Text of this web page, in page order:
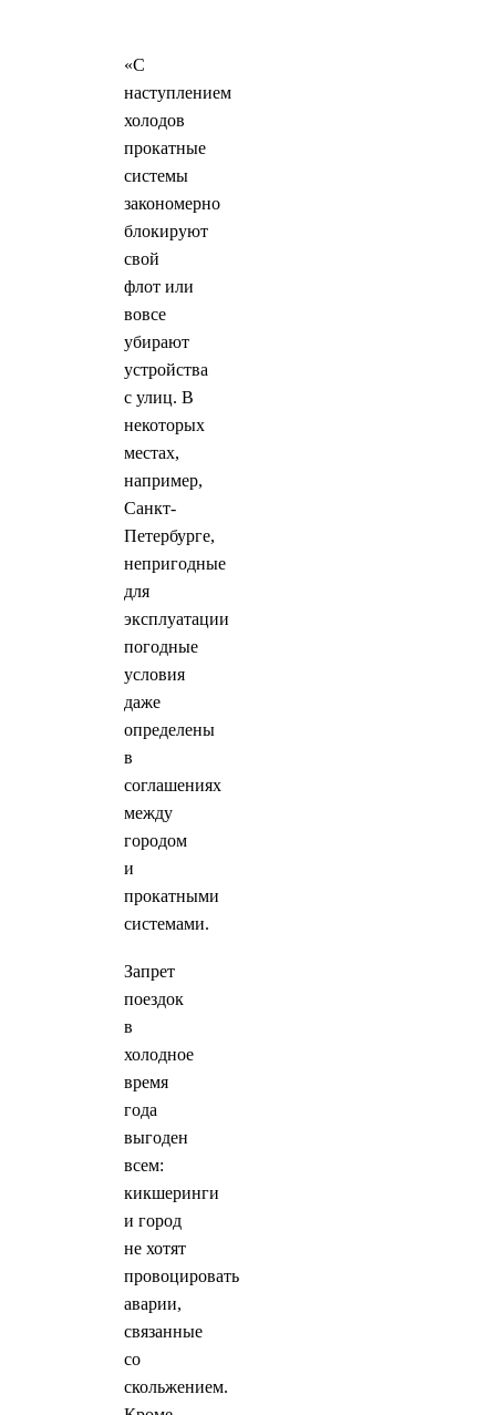
«С
наступлением
холодов
прокатные
системы
закономерно
блокируют
свой
флот или
вовсе
убирают
устройства
с улиц. В
некоторых
местах,
например,
Санкт-
Петербурге,
непригодные
для
эксплуатации
погодные
условия
даже
определены
в
соглашениях
между
городом
и
прокатными
системами.
Запрет
поездок
в
холодное
время
года
выгоден
всем:
кикшеринги
и город
не хотят
провоцировать
аварии,
связанные
со
скольжением.